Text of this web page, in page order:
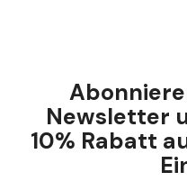
Newsletter
10% Rabatt